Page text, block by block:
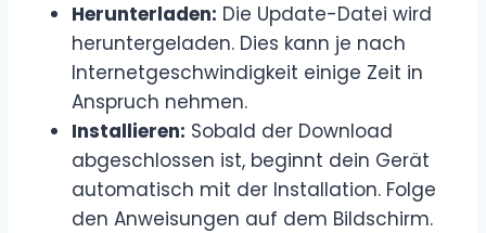
Herunterladen: Die Update-Datei wird
heruntergeladen. Dies kann je nach
Internetgeschwindigkeit einige Zeit in
Anspruch nehmen.
Installieren: Sobald der Download
abgeschlossen ist, beginnt dein Gerät
automatisch mit der Installation. Folge
den Anweisungen auf dem Bildschirm.